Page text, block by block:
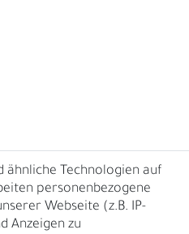
ähnliche Technologien auf
personenbezogene
Webseite (z.B. IP-
Anzeigen zu